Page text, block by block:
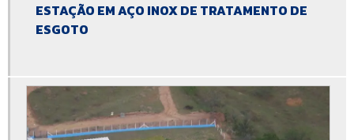
Estação de tratamento de esgoto sanitário
Estação de tratamento de água compacta
Estação de tratamento de água e esgoto
ESTAÇÃO EM AÇO INOX DE TRATAMENTO DE
ESGOTO